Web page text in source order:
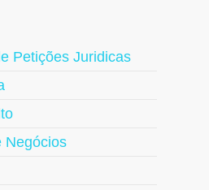
Petições Juridicas
Negócios